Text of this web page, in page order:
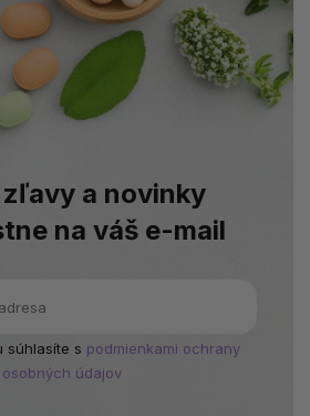
a novinky
na váš e-mail
súhlasíte s podmienkami ochrany
osobných údajov